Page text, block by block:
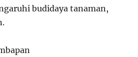
budidaya tanaman,